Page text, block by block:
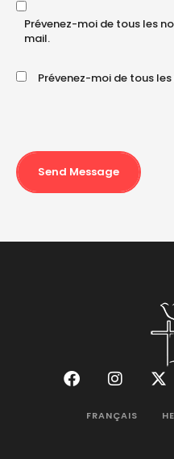
Prévenez-moi de tous les
mail.
Prévenez-moi de tous
Send Message
FRANÇAIS